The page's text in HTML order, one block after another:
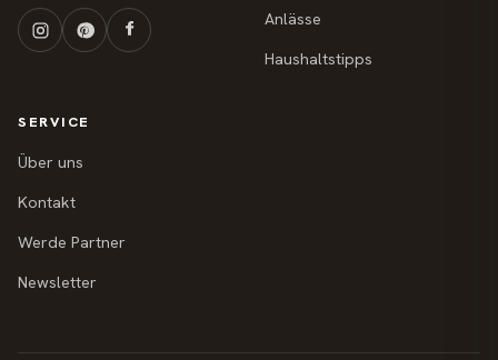
Anlässe
Haushaltstipps
SERVICE
Über uns
Kontakt
Werde Partner
Newsletter